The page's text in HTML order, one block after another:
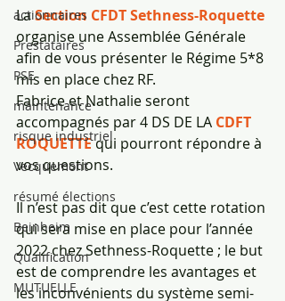
actionnaires
Prestataires
PSE
maintenance
risque industriel
Vecquemont
résumé élections
Beinheim
Qualification
MUTUELLE
LaSection CFDT Sethness-Roquette
organise une Assemblée Générale
afin de vous présenter le Régime 5*8
mis en place chez RF.
Fabrice et Nathalie seront
accompagnés par 4 DS DE LA CDFT
ROQUETTE qui pourront répondre à
vos questions.
Il n’est pas dit que c’est cette rotation
qui sera mise en place pour l’année
2022 chez Sethness-Roquette ; le but
est de comprendre les avantages et
les inconvénients du système semi-